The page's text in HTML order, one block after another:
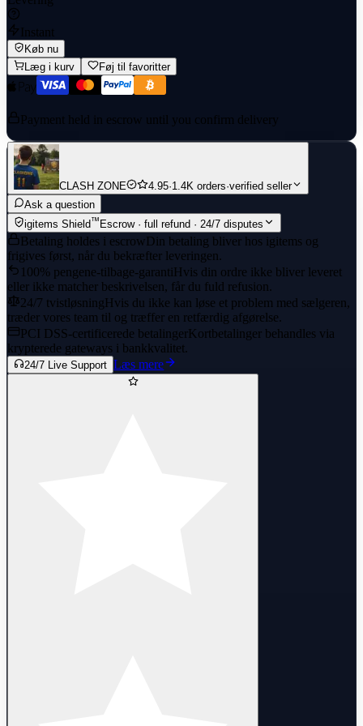
Instant
Køb nu
Læg i kurv
Føj til favoritter
Payment held in escrow until you confirm delivery
CLASH ZONE 4.95·1.4K orders·verified seller
Ask a question
igitems Shield™ Escrow · full refund · 24/7 disputes
Betaling holdes i escrowDin betaling bliver hos igitems og
frigives først, når du bekræfter leveringen.
100% pengene-tilbage-garantiHvis din ordre ikke bliver leveret
eller ikke matcher beskrivelsen, får du fuld refusion.
24/7 tvistløsningHvis du ikke kan løse et problem med sælgeren,
træder vores team til og træffer en retfærdig afgørelse.
PCI DSS-certificerede betalingerKortbetalinger behandles via
krypterede gateways i bankkvalitet.
24/7 Live Support Læs mere